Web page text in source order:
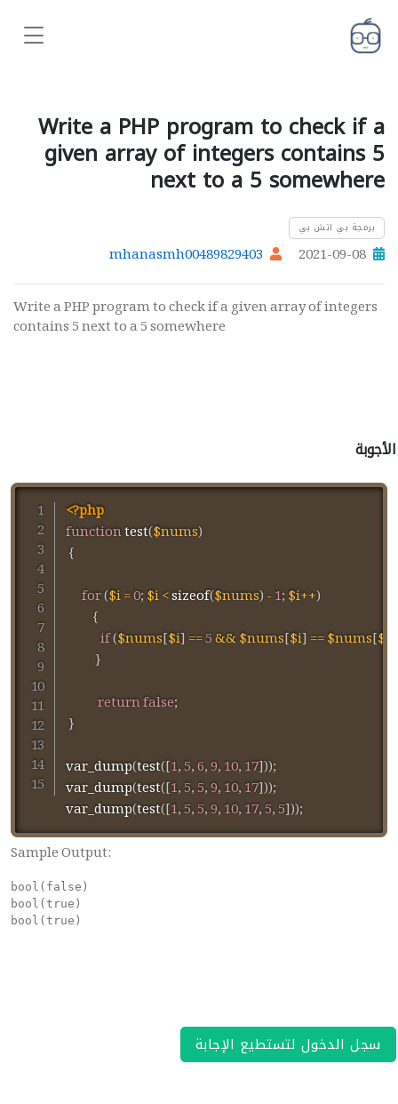
Write a PHP program to check if a
given array of integers contains 5
next to a 5 somewhere
برمجة بي اتش بي
2021-09-08
mhanasmh00489829403
Write a PHP program to check if a given array of integers
contains 5 next to a 5 somewhere
الأجوبة
<?php
functiontest($nums)
{
for($i=0;$i<sizeof($nums)-1;$i++)
{
if($nums[$i] ==5&&$nums[$i] ==$nums[$i
}
returnfalse;
}
var_dump(test([1,5,6,9,10,17]));
var_dump(test([1,5,5,9,10,17]));
var_dump(test([1,5,5,9,10,17,5,5]));
Sample Output:
bool(false)
bool(true)
bool(true)
سجل الدخول لتستطيع الإجابة